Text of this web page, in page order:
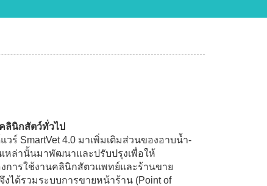
ลินิกสัตว์ทั่วไป
ร์ SmartVet 4.0 มาเพิ่มเติมส่วนของอาบน้ำ-
เหล่านั้นมาพัฒนาและปรับปรุงเพื่อให้
การใช้งานคลินิกสัตวแพทย์และร้านขาย
ด้รวมระบบการขายหน้าร้าน (Point of